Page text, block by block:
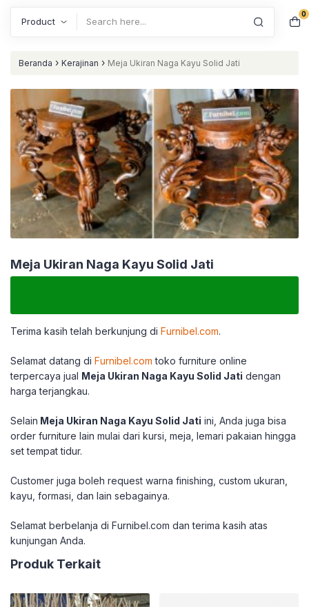
0
Beranda › Kerajinan › Meja Ukiran Naga Kayu Solid Jati
Meja Ukiran Naga Kayu Solid Jati
Terima kasih telah berkunjung di Furnibel.com.
Selamat datang di Furnibel.com toko furniture online
terpercaya jual Meja Ukiran Naga Kayu Solid Jati dengan
harga terjangkau.
Selain Meja Ukiran Naga Kayu Solid Jati ini, Anda juga bisa
order furniture lain mulai dari kursi, meja, lemari pakaian hingga
set tempat tidur.
Customer juga boleh request warna finishing, custom ukuran,
kayu, formasi, dan lain sebagainya.
Selamat berbelanja di Furnibel.com dan terima kasih atas
kunjungan Anda.
Produk Terkait